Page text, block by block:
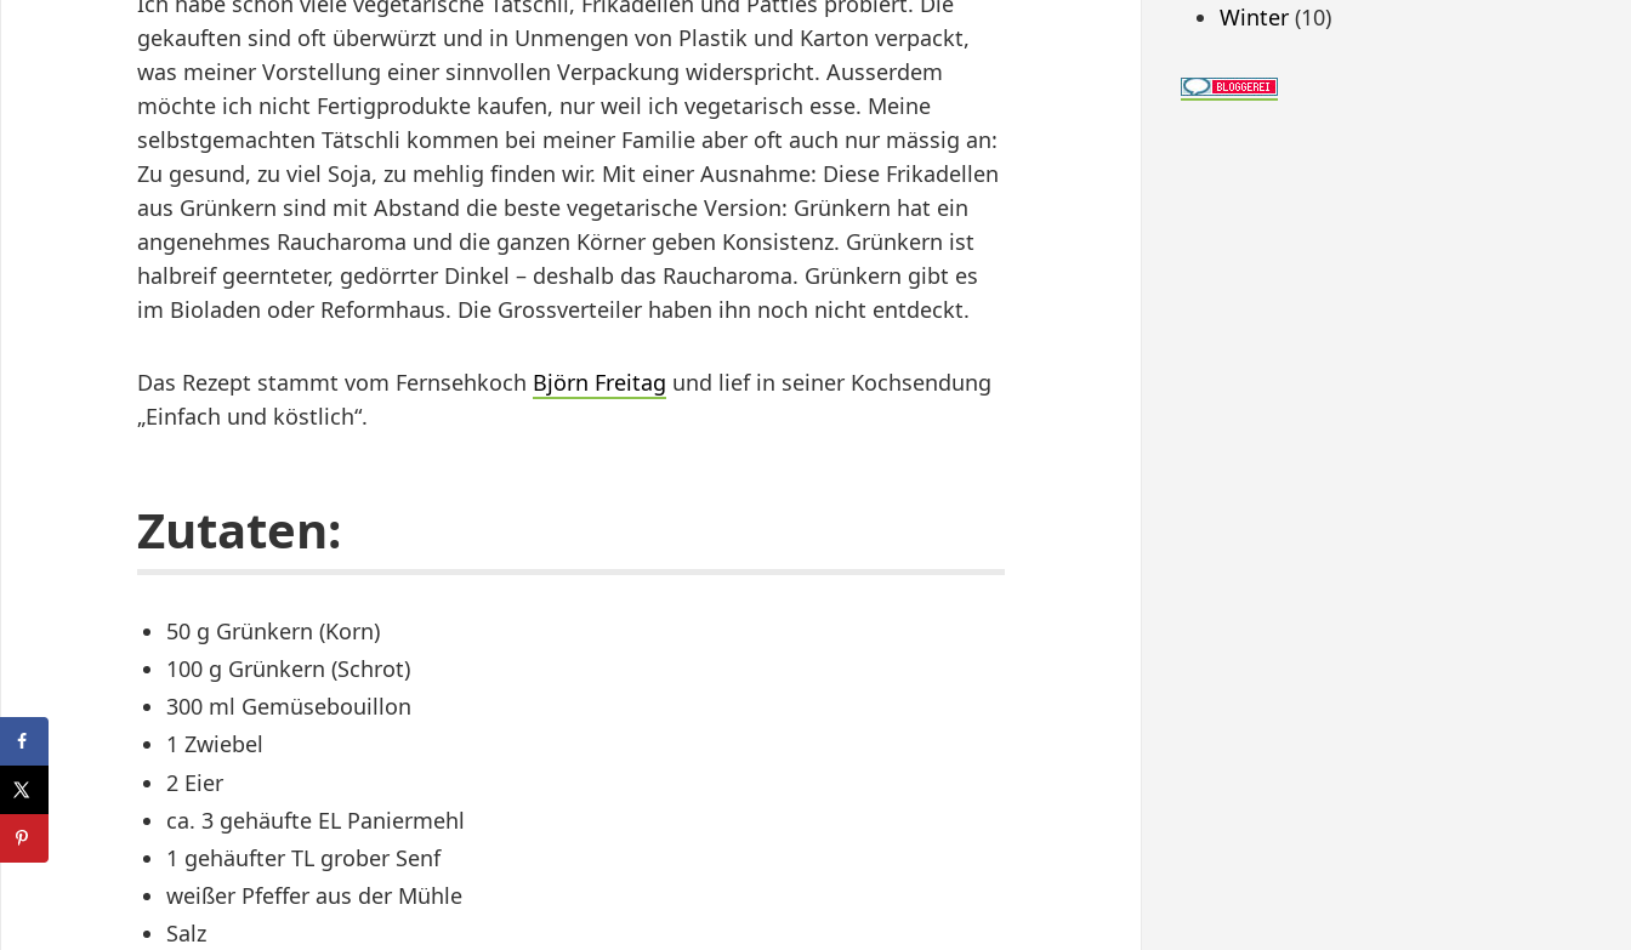
gekauften sind oft überwürzt und in Unmengen von Plastik und Karton verpackt,
was meiner Vorstellung einer sinnvollen Verpackung widerspricht. Ausserdem
möchte ich nicht Fertigprodukte kaufen, nur weil ich vegetarisch esse. Meine
selbstgemachten Tätschli kommen bei meiner Familie aber oft auch nur mässig an:
Zu gesund, zu viel Soja, zu mehlig finden wir. Mit einer Ausnahme: Diese Frikadellen
aus Grünkern sind mit Abstand die beste vegetarische Version: Grünkern hat ein
angenehmes Raucharoma und die ganzen Körner geben Konsistenz. Grünkern ist
halbreif geernteter, gedörrter Dinkel – deshalb das Raucharoma. Grünkern gibt es
im Bioladen oder Reformhaus. Die Grossverteiler haben ihn noch nicht entdeckt.
Das Rezept stammt vom Fernsehkoch Björn Freitag und lief in seiner Kochsendung
„Einfach und köstlich“.
Zutaten:
50 g Grünkern (Korn)
100 g Grünkern (Schrot)
300 ml Gemüsebouillon
1 Zwiebel
2 Eier
ca. 3 gehäufte EL Paniermehl
1 gehäufter TL grober Senf
weißer Pfeffer aus der Mühle
Salz
Winter(10)